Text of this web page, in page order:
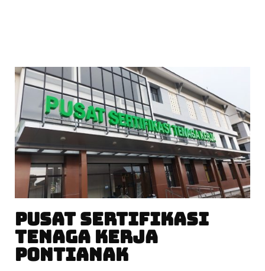
PUSAT SERTIFIKASI
TENAGA KERJA
PONTIANAK